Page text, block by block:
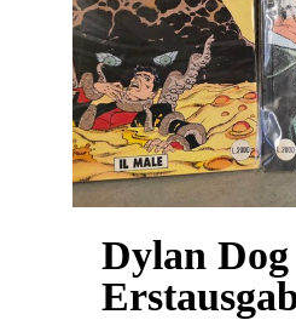
Dylan Dog